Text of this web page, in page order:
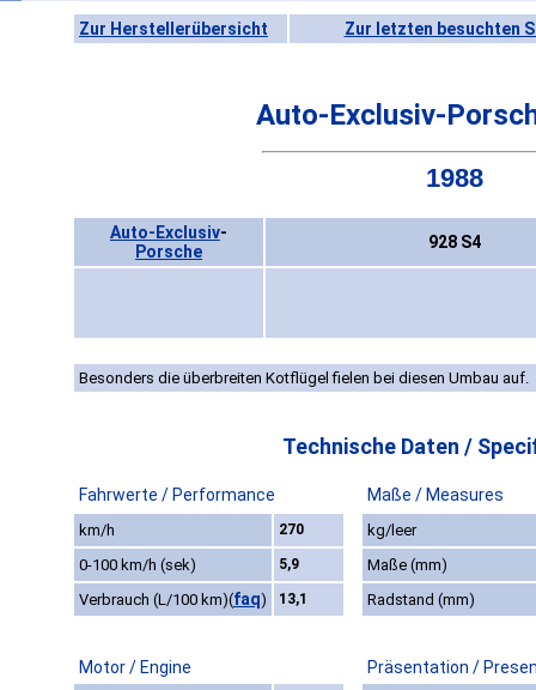
Zur Herstellerübersicht Zur letzten besuchten
Auto-Exclusiv-
1988
Auto-Exclusiv-
Porsche
928 S4
Besonders die überbreiten Kotflügel fielen bei diesen Umbau auf.
Technische Daten /
Fahrwerte / Performance Maße / Measures
km/h 270
kg/leer
0-100 km/h (sek)
5,9
Maße (mm)
Verbrauch (L/100 km)(faq) 13,1 Radstand (mm)
Motor / Engine Präsentation /